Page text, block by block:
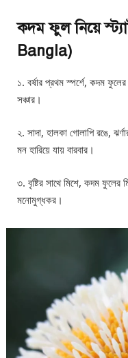
কদম ফুল নিয়ে
Bangla)
১. বর্ষার প্রথম স্পর্শে, কদম
সঞ্চার।
২. সাদা, হালকা গোলাপি রঙে,
মন হারিয়ে যায় বারবার।
৩. বৃষ্টির সাথে মিশে, কদম ফুলের
মনোমুগ্ধকর।